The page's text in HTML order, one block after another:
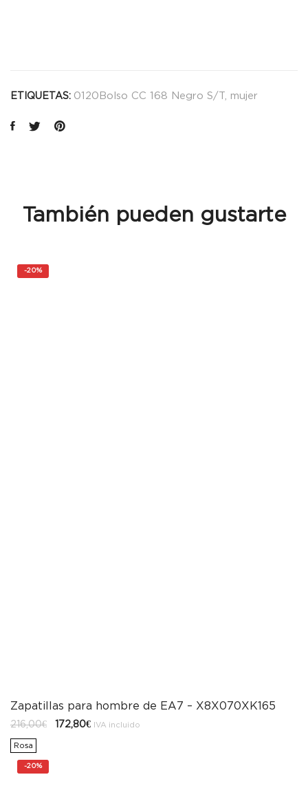
ETIQUETAS: 0120Bolso CC 168 Negro S/T mujer
También pueden gustarte
-20%
Zapatillas para hombre de EA7 – X8X070XK165
216,00€
El
precio
172,80€ElIVA incluido
Rosa
-20%